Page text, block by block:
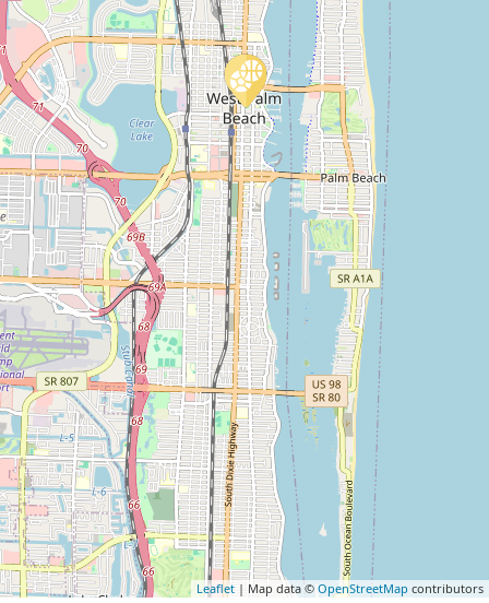
Leaflet | Map data © OpenStreetMap contributors